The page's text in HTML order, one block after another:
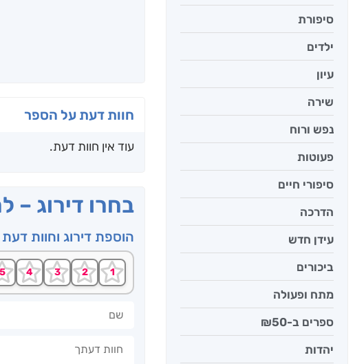
סיפורת
ילדים
עיון
שירה
נפש ורוח
פעוטות
סיפורי חיים
הדרכה
עידן חדש
ביכורים
מתח ופעולה
ספרים ב-₪50
יהדות
חוות דעת על הספר
עוד אין חוות דעת.
בחרו דירוג –
הוספת דירוג וחוות דעת